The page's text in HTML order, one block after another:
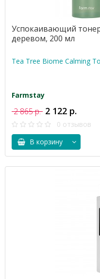
Успокаивающий
деревом, 200 мл
Tea Tree Biome Calming
Farmstay
2 865 р. 2 122 р.
0 отзывов
В корзину